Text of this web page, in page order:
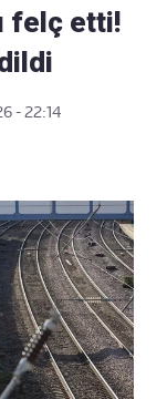
felç etti!
- 22:14